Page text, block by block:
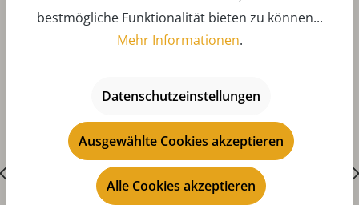
bestmögliche Funktionalität bieten zu können...
Mehr Informationen.
Datenschutzeinstellungen
Ausgewählte Cookies akzeptieren
Alle Cookies akzeptieren